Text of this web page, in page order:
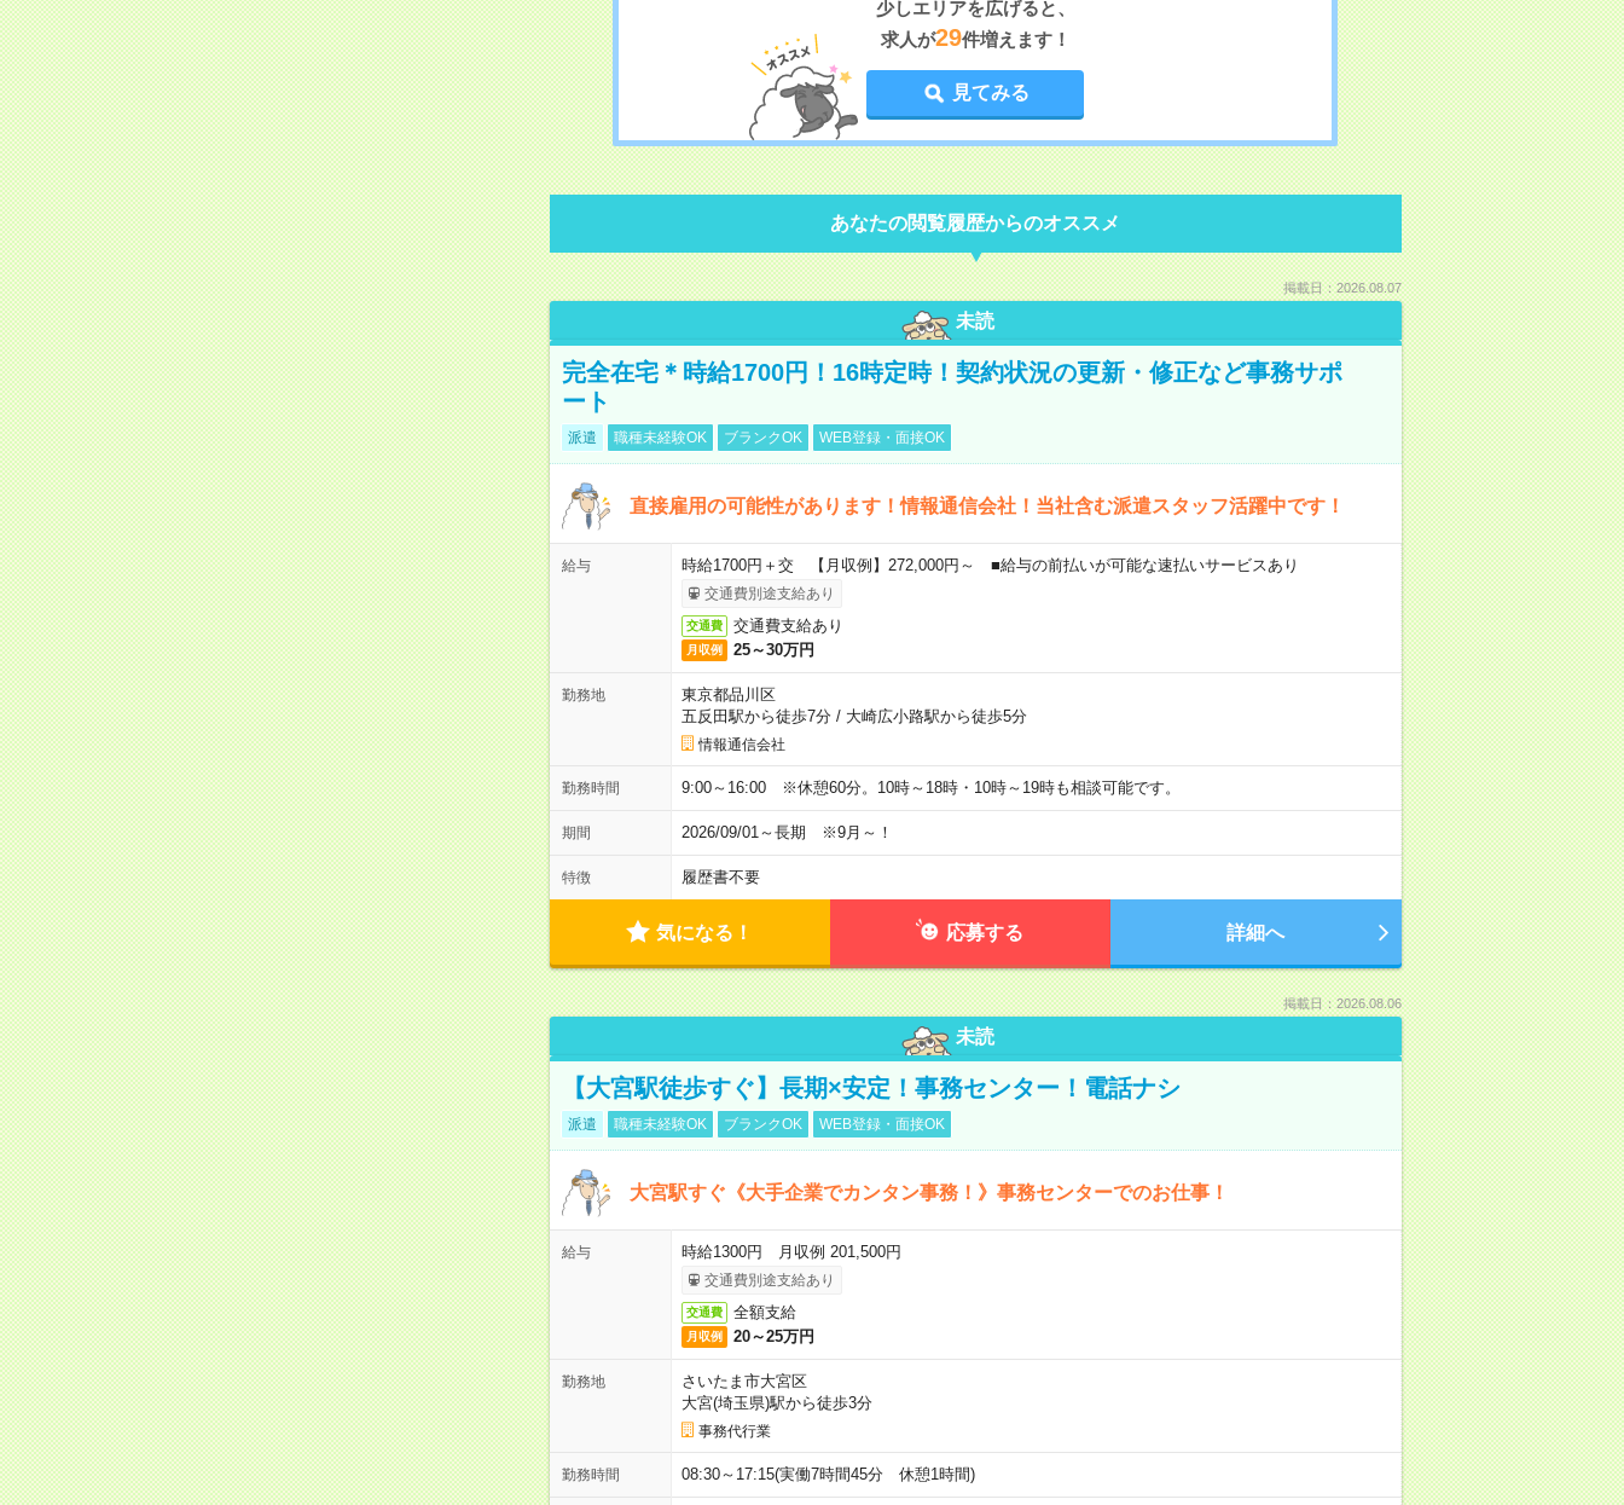
少しエリアを広げると、
求人が29件増えます！
見てみる
あなたの閲覧履歴からのオススメ
掲載日：2026.08.07
未読
完全在宅＊時給1700円！16時定時！契約状況の更新・修正など事務サポ
ート
派遣 職種未経験OK ブランクOK WEB登録・面接OK
直接雇用の可能性があります！情報通信会社！当社含む派遣スタッフ活躍中です！
給与 時給1700円＋交 【月収例】272,000円～ ■給与の前払いが可能な速払いサービスあり
交通費別途支給あり
交通費 交通費支給あり
月収例 25～30万円
勤務地
東京都品川区
五反田駅から徒歩7分/ 大崎広小路駅から徒歩5分
情報通信会社
勤務時間 9:00～16:00 ※休憩60分。10時～18時・10時～19時も相談可能です。
期間 2026/09/01～長期 ※9月～！
特徴 履歴書不要
気になる！ 応募する 詳細へ
掲載日：2026.08.06
未読
【大宮駅徒歩すぐ】長期×安定！事務センター！電話ナシ
派遣 職種未経験OK ブランクOK WEB登録・面接OK
大宮駅すぐ《大手企業でカンタン事務！》事務センターでのお仕事！
給与 時給1300円 月収例 201,500円
交通費別途支給あり
交通費 全額支給
月収例 20～25万円
勤務地
さいたま市大宮区
大宮(埼玉県)駅から徒歩3分
事務代行業
勤務時間 08:30～17:15(実働7時間45分 休憩1時間)